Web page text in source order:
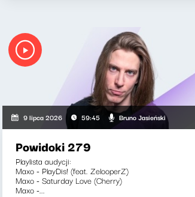
9 lipca 2026 59:45 Bruno Jasieński
Powidoki 279
Playlista audycji:
Maxo - PlayDis! (feat. ZelooperZ)
Maxo - Saturday Love (Cherry)
Maxo -...